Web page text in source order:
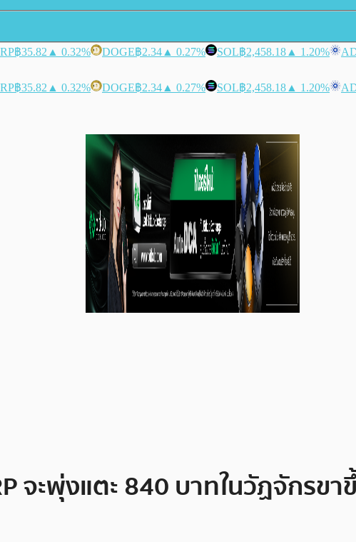
฿35.82 ▲ 0.32% DOGE฿2.34 ▲ 0.27% SOL฿2,458.18 ▲ 1.20%
฿35.82 ▲ 0.32% DOGE฿2.34 ▲ 0.27% SOL฿2,458.18 ▲ 1.20%
จะพุ่งแตะ 840 บาทในวัฏจักรข